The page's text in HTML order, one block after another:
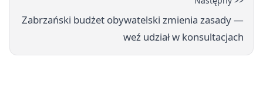
Zabrzański budżet obywatelski zmienia zasady —
weź udział w konsultacjach